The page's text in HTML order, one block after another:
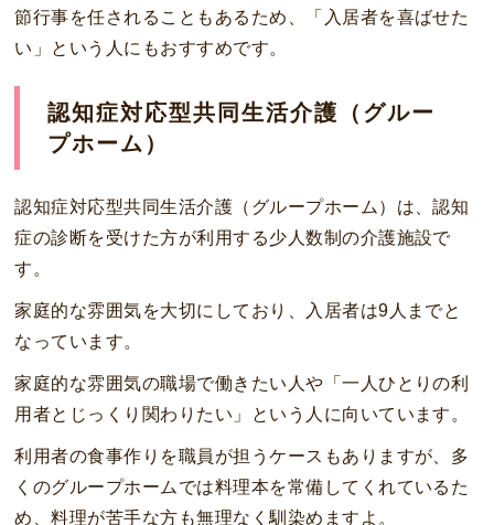
節行事を任されることもあるため、「入居者を喜ばせた
い」という人にもおすすめです。
認知症対応型共同生活介護（グルー
プホーム）
認知症対応型共同生活介護（グループホーム）は、認知
症の診断を受けた方が利用する少人数制の介護施設で
す。
家庭的な雰囲気を大切にしており、入居者は9人までと
なっています。
家庭的な雰囲気の職場で働きたい人や「一人ひとりの利
用者とじっくり関わりたい」という人に向いています。
利用者の食事作りを職員が担うケースもありますが、多
くのグループホームでは料理本を常備してくれているた
め、料理が苦手な方も無理なく馴染めますよ。